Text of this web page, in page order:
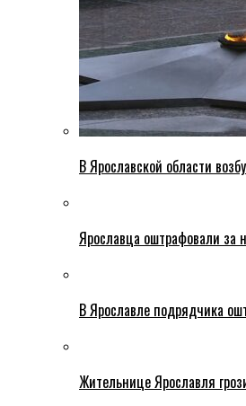
В Ярославской области
Ярославца оштрафовали за
В Ярославле подрядчика
Жительнице Ярославля